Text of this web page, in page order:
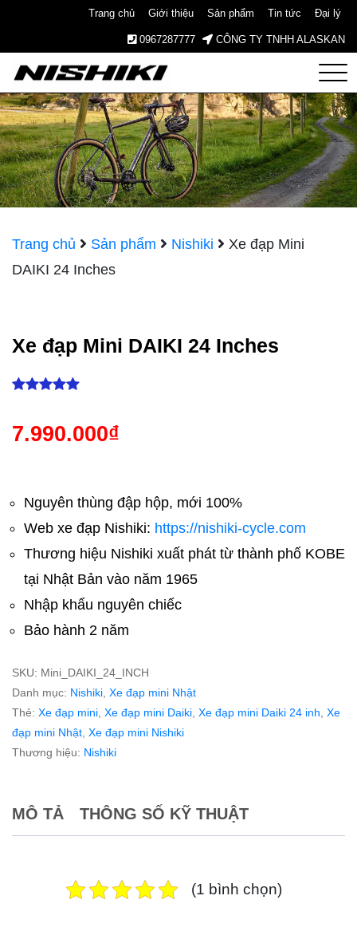
Trang chủ Giới thiệu Sản phẩm Tin tức Đại lý
0967287777 CÔNG TY TNHH ALASKAN
Nishiki
– Xe
Đạp
Nhật
1965
Trang chủ Sản phẩm Nishiki
Xe đạp Mini
DAIKI 24 Inches
Xe đạp Mini DAIKI 24 Inches
7.990.000₫
Nguyên thùng đập hộp, mới 100%
Web xe đạp Nishiki: https://nishiki-cycle.com
Thương hiệu Nishiki xuất phát từ thành phố KOBE
tại Nhật Bản vào năm 1965
Nhập khẩu nguyên chiếc
Bảo hành 2 năm
SKU: Mini_DAIKI_24_INCH
Danh mục: Nishiki Xe đạp mini Nhật
Thẻ: Xe đạp mini Xe đạp mini Daiki Xe đạp mini Daiki 24 inh Xe
đạp mini Nhật Xe đạp mini Nishiki
Thương hiệu: Nishiki
MÔ TẢ THÔNG SỐ KỸ THUẬT
(1 bình chọn)